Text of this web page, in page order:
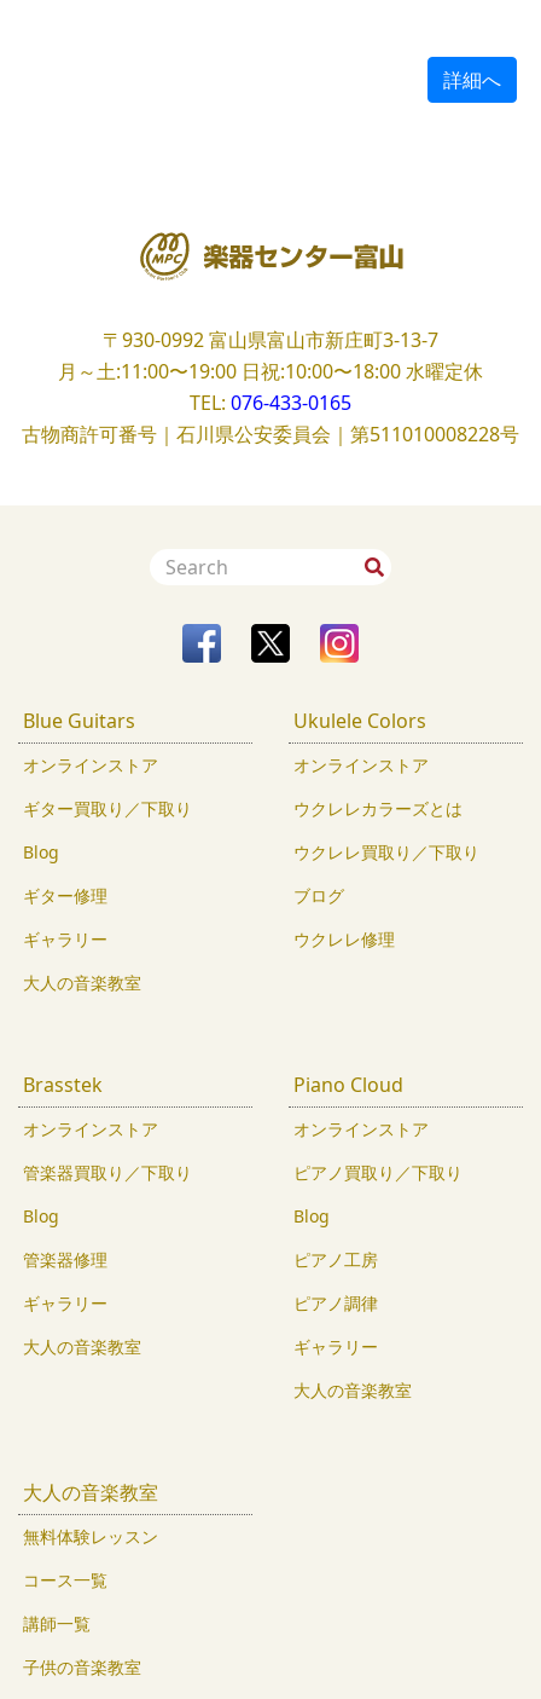
詳細へ
〒930-0992富山県富山市新庄町3-13-7
月～土:11:00〜19:00 日祝:10:00〜18:00水曜定休
TEL: 076-433-0165
古物商許可番号｜石川県公安委員会｜第511010008228号
Blue Guitars
オンラインストア
ギター買取り／下取り
Blog
ギター修理
ギャラリー
大人の音楽教室
Ukulele Colors
オンラインストア
ウクレレカラーズとは
ウクレレ買取り／下取り
ブログ
ウクレレ修理
Brasstek
オンラインストア
管楽器買取り／下取り
Blog
管楽器修理
ギャラリー
大人の音楽教室
Piano Cloud
オンラインストア
ピアノ買取り／下取り
Blog
ピアノ工房
ピアノ調律
ギャラリー
大人の音楽教室
大人の音楽教室
無料体験レッスン
コース一覧
講師一覧
子供の音楽教室